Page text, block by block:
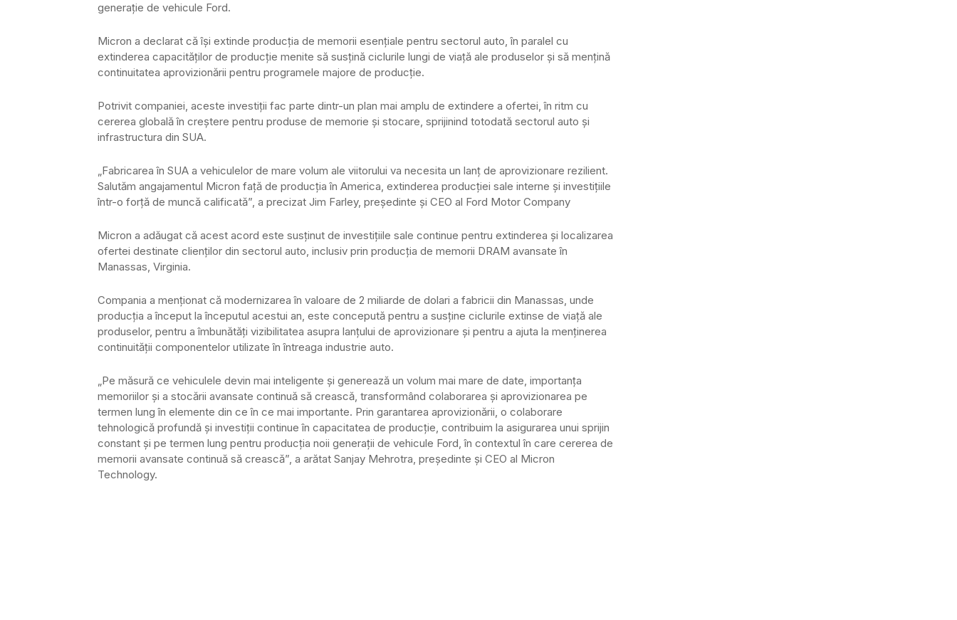
generație de vehicule Ford.
Micron a declarat că își extinde producția de memorii esențiale pentru sectorul auto, în paralel cu
extinderea capacităților de producție menite să susțină ciclurile lungi de viață ale produselor și să mențină
continuitatea aprovizionării pentru programele majore de producție.
Potrivit companiei, aceste investiții fac parte dintr-un plan mai amplu de extindere a ofertei, în ritm cu
cererea globală în creștere pentru produse de memorie și stocare, sprijinind totodată sectorul auto și
infrastructura din SUA.
„Fabricarea în SUA a vehiculelor de mare volum ale viitorului va necesita un lanț de aprovizionare rezilient.
Salutăm angajamentul Micron față de producția în America, extinderea producției sale interne și investițiile
într-o forță de muncă calificată”, a precizat Jim Farley, președinte și CEO al Ford Motor Company
Micron a adăugat că acest acord este susținut de investițiile sale continue pentru extinderea și localizarea
ofertei destinate clienților din sectorul auto, inclusiv prin producția de memorii DRAM avansate în
Manassas, Virginia.
Compania a menționat că modernizarea în valoare de 2 miliarde de dolari a fabricii din Manassas, unde
producția a început la începutul acestui an, este concepută pentru a susține ciclurile extinse de viață ale
produselor, pentru a îmbunătăți vizibilitatea asupra lanțului de aprovizionare și pentru a ajuta la menținerea
continuității componentelor utilizate în întreaga industrie auto.
„Pe măsură ce vehiculele devin mai inteligente și generează un volum mai mare de date, importanța
memoriilor și a stocării avansate continuă să crească, transformând colaborarea și aprovizionarea pe
termen lung în elemente din ce în ce mai importante. Prin garantarea aprovizionării, o colaborare
tehnologică profundă și investiții continue în capacitatea de producție, contribuim la asigurarea unui sprijin
constant și pe termen lung pentru producția noii generații de vehicule Ford, în contextul în care cererea de
memorii avansate continuă să crească”, a arătat Sanjay Mehrotra, președinte și CEO al Micron
Technology.